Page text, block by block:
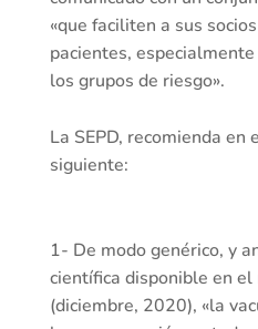
«que faciliten a sus
pacientes,
los grupos de riesgo».
La SEPD, recomienda en
siguiente:
1- De modo genérico, y
científica disponible en
(diciembre, 2020), «la